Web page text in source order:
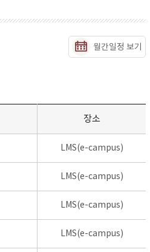
월간일정 보기
장소
LMS(e-campus)
LMS(e-campus)
LMS(e-campus)
LMS(e-campus)